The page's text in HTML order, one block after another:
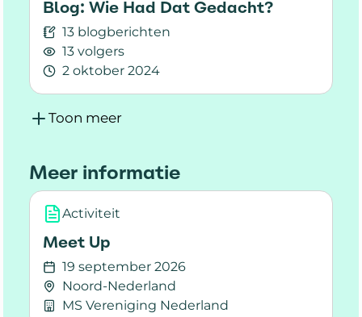
Blog: Wie Had Dat Gedacht?
13 blogberichten
13 volgers
2 oktober 2024
Lees meer over Blog: Wie Had Dat Gedacht?
Toon meer
Meer informatie
Activiteit
Meet Up
19 september 2026
Noord-Nederland
MS Vereniging Nederland